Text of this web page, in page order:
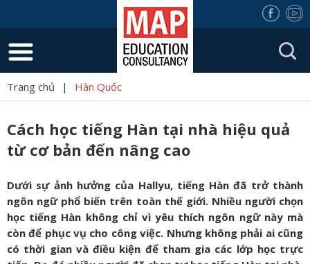
Trang chủ | Hàn Quốc
Cách học tiếng Hàn tại nhà hiệu quả
từ cơ bản đến nâng cao
Dưới sự ảnh hưởng của Hallyu, tiếng Hàn đã trở thành
ngôn ngữ phổ biến trên toàn thế giới. Nhiều người chọn
học tiếng Hàn không chỉ vì yêu thích ngôn ngữ này mà
còn để phục vụ cho công việc. Nhưng không phải ai cũng
có thời gian và điều kiện để tham gia các lớp học trực